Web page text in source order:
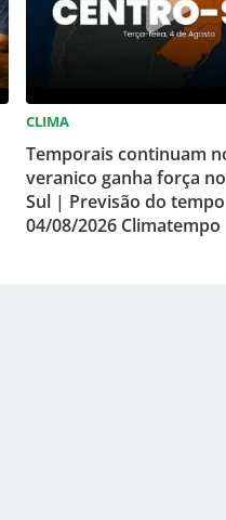
CLIMA
Temporais continuam
veranico ganha força
Sul | Previsão do tempo
04/08/2026 Climatempo